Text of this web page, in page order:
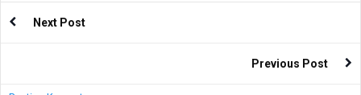
Next Post
Previous Post